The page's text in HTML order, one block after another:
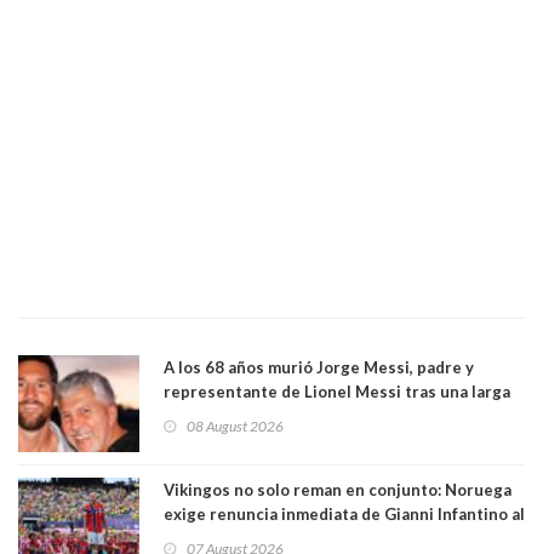
A los 68 años murió Jorge Messi, padre y
representante de Lionel Messi tras una larga
08 August 2026
Vikingos no solo reman en conjunto: Noruega
exige renuncia inmediata de Gianni Infantino al
07 August 2026